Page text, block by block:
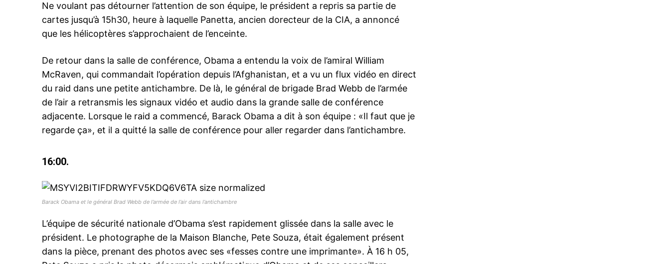
Ne voulant pas détourner l’attention de son équipe, le président a repris sa partie de
cartes jusqu’à 15h30, heure à laquelle Panetta, ancien dorecteur de la CIA, a annoncé
que les hélicoptères s’approchaient de l’enceinte.
De retour dans la salle de conférence, Obama a entendu la voix de l’amiral William
McRaven, qui commandait l’opération depuis l’Afghanistan, et a vu un flux vidéo en direct
du raid dans une petite antichambre. De là, le général de brigade Brad Webb de l’armée
de l’air a retransmis les signaux vidéo et audio dans la grande salle de conférence
adjacente. Lorsque le raid a commencé, Barack Obama a dit à son équipe : «Il faut que je
regarde ça», et il a quitté la salle de conférence pour aller regarder dans l’antichambre.
16:00.
Barack Obama et le général Brad Webb de l’armée de l’air dans l’antichambre
L’équipe de sécurité nationale d’Obama s’est rapidement glissée dans la salle avec le
président. Le photographe de la Maison Blanche, Pete Souza, était également présent
dans la pièce, prenant des photos avec ses «fesses contre une imprimante». À 16 h 05,